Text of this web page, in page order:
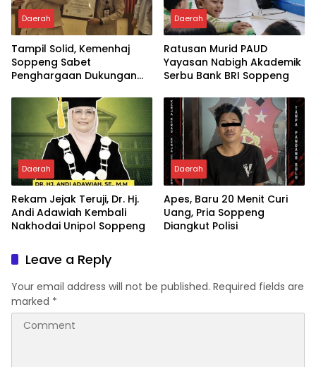
Daerah
Tampil Solid, Kemenhaj
Soppeng Sabet
Penghargaan Dukungan
Kesehatan Haji Terbaik
Daerah
Ratusan Murid PAUD
Yayasan Nabigh Akademik
Serbu Bank BRI Soppeng
Daerah
Rekam Jejak Teruji, Dr. Hj.
Andi Adawiah Kembali
Nakhodai Unipol Soppeng
Daerah
Apes, Baru 20 Menit Curi
Uang, Pria Soppeng
Diangkut Polisi
Leave a Reply
Your email address will not be published. Required fields are
marked *